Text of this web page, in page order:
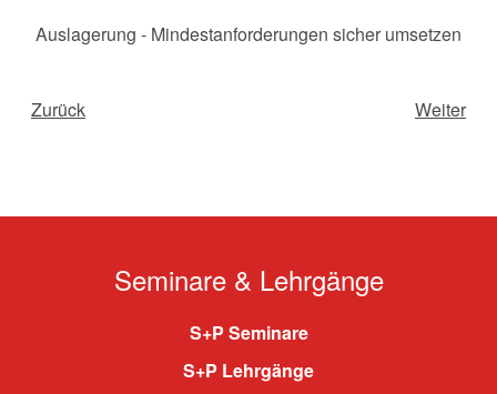
Auslagerung - Mindestanforderungen sicher umsetzen
Zurück Weiter
Seminare & Lehrgänge
S+P Seminare
S+P Lehrgänge